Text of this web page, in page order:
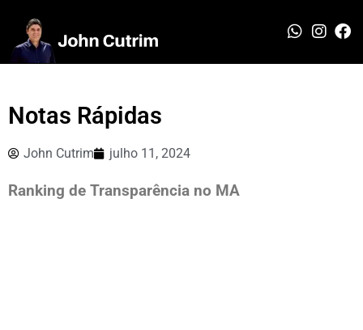
Notas Rápidas
John Cutrim julho 11, 2024
Ranking de Transparência no MA